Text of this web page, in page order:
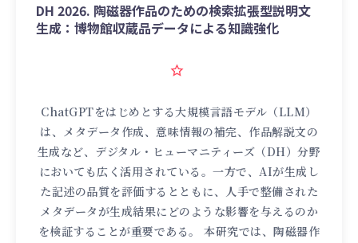
DH 2026. 陶磁器作品のための検索拡張型説明文
生成：博物館収蔵品データによる知識強化
ChatGPTをはじめとする大規模言語モデル（LLM）
は、メタデータ作成、意味情報の補完、作品解説文の
生成など、デジタル・ヒューマニティーズ（DH）分野
においても広く活用されている。一方で、AIが生成し
た記述の品質を評価するとともに、人手で整備された
メタデータが生成結果にどのような影響を与えるのか
を検証することが重要である。 本研究では、陶磁器作